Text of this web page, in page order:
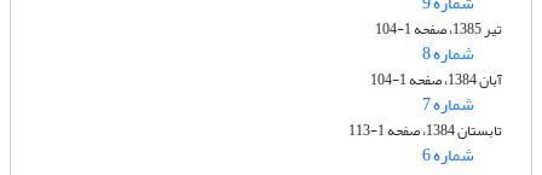
تیر 1385، صفحه 1-104
شماره 8
آبان 1384، صفحه 1-104
شماره 7
تابستان 1384، صفحه 1-113
شماره 6